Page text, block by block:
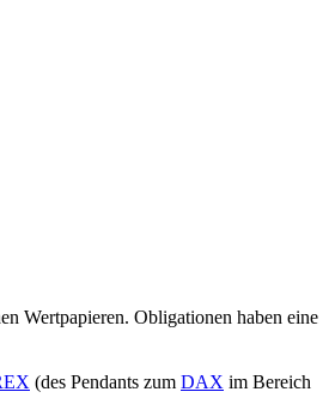
Wertpapieren. Obligationen haben eine
(des Pendants zum DAX im Bereich